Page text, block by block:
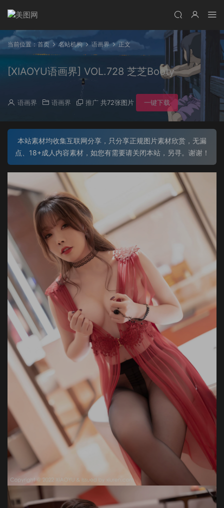
当前位置： 首页 名站机构 语画界 正文
[XIAOYU语画界] VOL.728 芝芝Booty
语画界 语画界 推广 共72张图片 一键下载
本站素材均收集互联网分享，只分享正规图片素材欣赏，无漏
点、18+成人内容素材，如您有需要请关闭本站，另寻。谢谢！